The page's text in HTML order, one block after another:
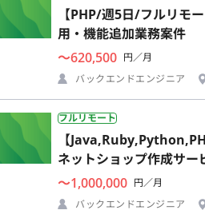
【PHP/週5日/フルリモ
用・機能追加業務案件
〜620,500 円／月
バックエンドエンジニア
フルリモート
【
ネットショップ作成サー
〜1,000,000 円／月
バックエンドエンジニア